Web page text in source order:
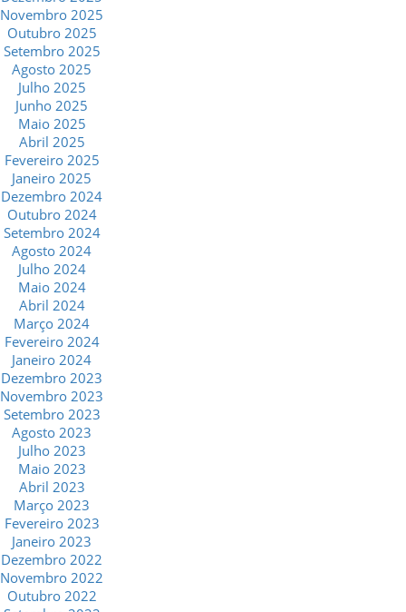
Novembro 2025
Outubro 2025
Setembro 2025
Agosto 2025
Julho 2025
Junho 2025
Maio 2025
Abril 2025
Fevereiro 2025
Janeiro 2025
Dezembro 2024
Outubro 2024
Setembro 2024
Agosto 2024
Julho 2024
Maio 2024
Abril 2024
Março 2024
Fevereiro 2024
Janeiro 2024
Dezembro 2023
Novembro 2023
Setembro 2023
Agosto 2023
Julho 2023
Maio 2023
Abril 2023
Março 2023
Fevereiro 2023
Janeiro 2023
Dezembro 2022
Novembro 2022
Outubro 2022